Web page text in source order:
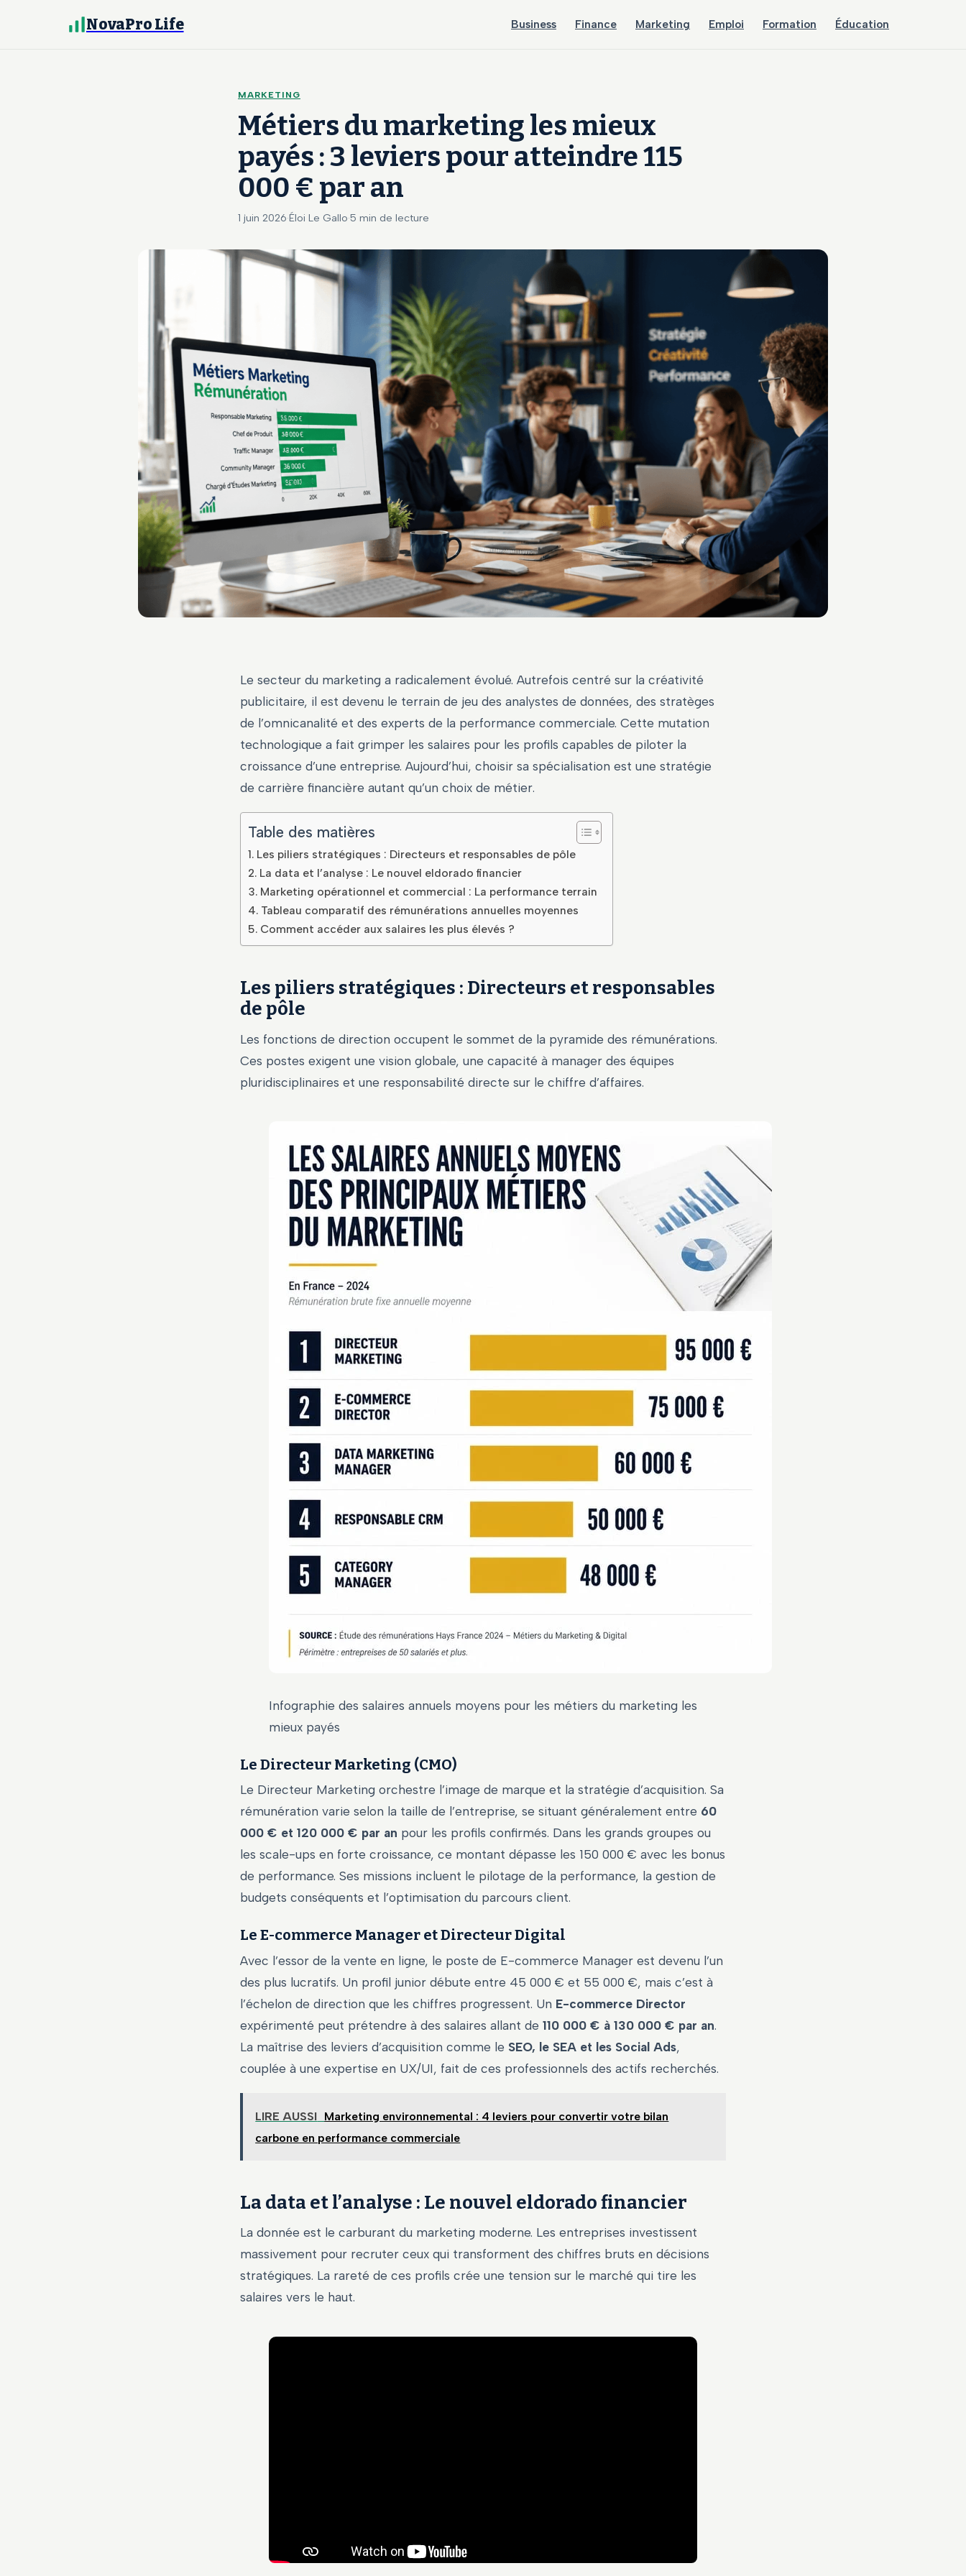
NovaPro Life Business Finance Marketing Emploi Formation Éducation
MARKETING
Métiers du marketing les mieux
payés : 3 leviers pour atteindre 115
000 € par an
1 juin 2026·Éloi Le Gallo·5 min de lecture
Le secteur du marketing a radicalement évolué. Autrefois centré sur la créativité
publicitaire, il est devenu le terrain de jeu des analystes de données, des stratèges
de l’omnicanalité et des experts de la performance commerciale. Cette mutation
technologique a fait grimper les salaires pour les profils capables de piloter la
croissance d’une entreprise. Aujourd’hui, choisir sa spécialisation est une stratégie
de carrière financière autant qu’un choix de métier.
Table des matières
Les piliers stratégiques : Directeurs et responsables de pôle
La data et l’analyse : Le nouvel eldorado financier
Marketing opérationnel et commercial : La performance terrain
Tableau comparatif des rémunérations annuelles moyennes
Comment accéder aux salaires les plus élevés ?
Les piliers stratégiques : Directeurs et responsables
de pôle
Les fonctions de direction occupent le sommet de la pyramide des rémunérations.
Ces postes exigent une vision globale, une capacité à manager des équipes
pluridisciplinaires et une responsabilité directe sur le chiffre d’affaires.
Infographie des salaires annuels moyens pour les métiers du marketing les
mieux payés
Le Directeur Marketing (CMO)
Le Directeur Marketing orchestre l’image de marque et la stratégie d’acquisition. Sa
rémunération varie selon la taille de l’entreprise, se situant généralement entre 60
000 € et 120 000 € par an pour les profils confirmés. Dans les grands groupes ou
les scale-ups en forte croissance, ce montant dépasse les 150 000 € avec les bonus
de performance. Ses missions incluent le pilotage de la performance, la gestion de
budgets conséquents et l’optimisation du parcours client.
Le E-commerce Manager et Directeur Digital
Avec l’essor de la vente en ligne, le poste de E-commerce Manager est devenu l’un
des plus lucratifs. Un profil junior débute entre 45 000 € et 55 000 €, mais c’est à
l’échelon de direction que les chiffres progressent. Un E-commerce Director
expérimenté peut prétendre à des salaires allant de 110 000 € à 130 000 € par an.
La maîtrise des leviers d’acquisition comme le SEO, le SEA et les Social Ads,
couplée à une expertise en UX/UI, fait de ces professionnels des actifs recherchés.
LIRE AUSSI Marketing environnemental : 4 leviers pour convertir votre bilan
carbone en performance commerciale
La data et l’analyse : Le nouvel eldorado financier
La donnée est le carburant du marketing moderne. Les entreprises investissent
massivement pour recruter ceux qui transforment des chiffres bruts en décisions
stratégiques. La rareté de ces profils crée une tension sur le marché qui tire les
salaires vers le haut.